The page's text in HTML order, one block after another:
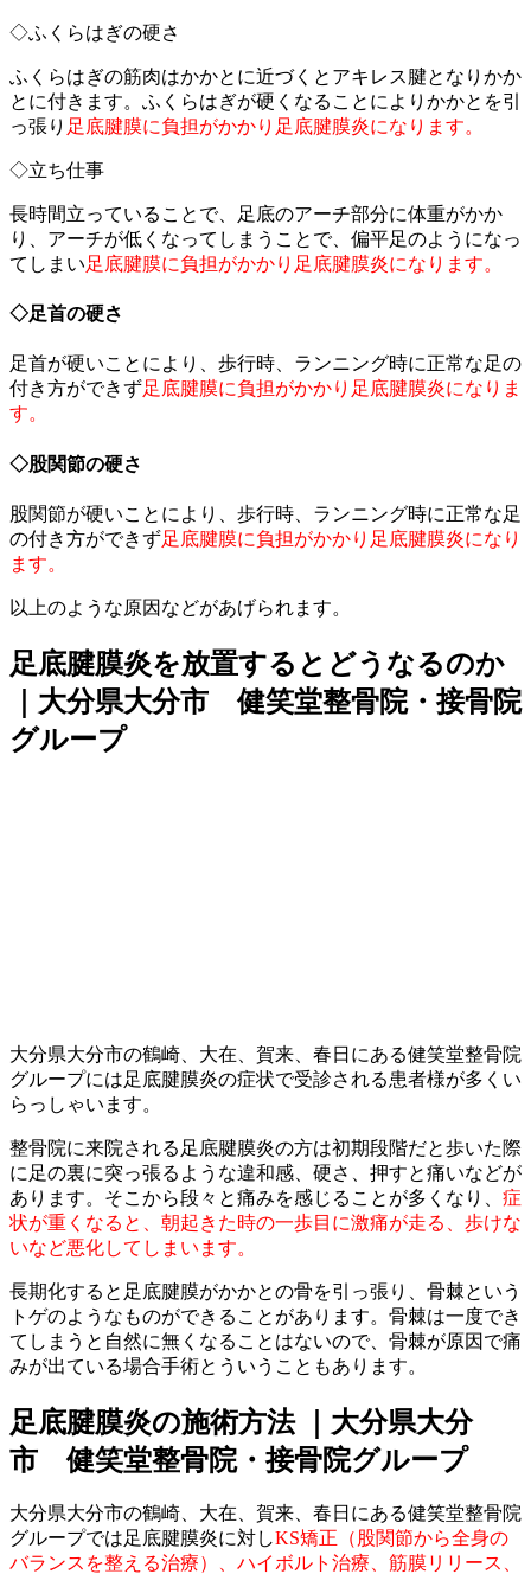
◇ふくらはぎの硬さ
ふくらはぎの筋肉はかかとに近づくとアキレス腱となりかか
とに付きます。ふくらはぎが硬くなることによりかかとを引
っ張り 足底腱膜に負担がかかり足底腱膜炎になります。
◇立ち仕事
長時間立っていることで、足底のアーチ部分に体重がかか
り、アーチが低くなってしまうことで、偏平足のようになっ
てしまい足底腱膜に負担がかかり足底腱膜炎になります。
◇足首の硬さ
足首が硬いことにより、歩行時、ランニング時に正常な足の
付き方ができず足底腱膜に負担がかかり足底腱膜炎になりま
す。
◇股関節の硬さ
股関節が硬いことにより、歩行時、ランニング時に正常な足
の付き方ができず足底腱膜に負担がかかり足底腱膜炎になり
ます。
以上のような原因などがあげられます。
足底腱膜炎を放置するとどうなるのか
｜大分県大分市 健笑堂整骨院・接骨院
グループ
大分県大分市の鶴崎、大在、賀来、春日にある健笑堂整骨院
グループには足底腱膜炎の症状で受診される患者様が多くい
らっしゃいます。
整骨院に来院される足底腱膜炎の方は初期段階だと歩いた際
に足の裏に突っ張るような違和感、硬さ、押すと痛いなどが
あります。そこから段々と痛みを感じることが多くなり、 症
状が重くなると、朝起きた時の一歩目に激痛が走る、歩けな
いなど悪化してしまいます。
長期化すると足底腱膜がかかとの骨を引っ張り、骨棘という
トゲのようなものができることがあります。骨棘は一度でき
てしまうと自然に無くなることはないので、骨棘が原因で痛
みが出ている場合手術とういうこともあります。
足底腱膜炎の施術方法 ｜大分県大分
市 健笑堂整骨院・接骨院グループ
大分県大分市の鶴崎、大在、賀来、春日にある健笑堂整骨院
グループでは足底腱膜炎に対しKS矯正（股関節から全身の
バランスを整える治療）、ハイボルト治療、筋膜リリース、